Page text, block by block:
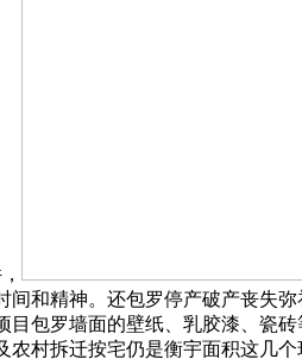
间和精神。还包罗停产破产丧失
目包罗墙面的壁纸、乳胶漆、瓷
农村拆迁按宅仍是衡宇面积这几